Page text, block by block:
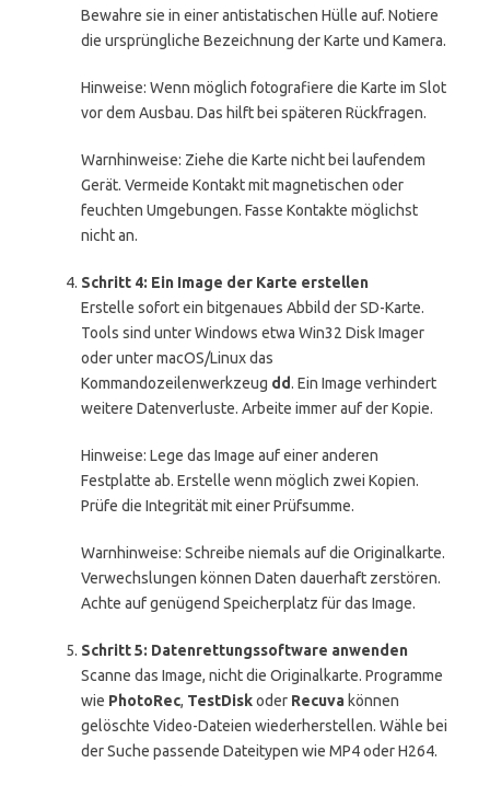
Bewahre sie in einer antistatischen Hülle auf. Notiere
die ursprüngliche Bezeichnung der Karte und Kamera.
Hinweise: Wenn möglich fotografiere die Karte im Slot
vor dem Ausbau. Das hilft bei späteren Rückfragen.
Warnhinweise: Ziehe die Karte nicht bei laufendem
Gerät. Vermeide Kontakt mit magnetischen oder
feuchten Umgebungen. Fasse Kontakte möglichst
nicht an.
Schritt 4: Ein Image der Karte erstellen
Erstelle sofort ein bitgenaues Abbild der SD-Karte.
Tools sind unter Windows etwa Win32 Disk Imager
oder unter macOS/Linux das
Kommandozeilenwerkzeug dd. Ein Image verhindert
weitere Datenverluste. Arbeite immer auf der Kopie.
Hinweise: Lege das Image auf einer anderen
Festplatte ab. Erstelle wenn möglich zwei Kopien.
Prüfe die Integrität mit einer Prüfsumme.
Warnhinweise: Schreibe niemals auf die Originalkarte.
Verwechslungen können Daten dauerhaft zerstören.
Achte auf genügend Speicherplatz für das Image.
Schritt 5: Datenrettungssoftware anwenden
Scanne das Image, nicht die Originalkarte. Programme
wie PhotoRec, TestDiskoder Recuva können
gelöschte Video-Dateien wiederherstellen. Wähle bei
der Suche passende Dateitypen wie MP4 oder H264.